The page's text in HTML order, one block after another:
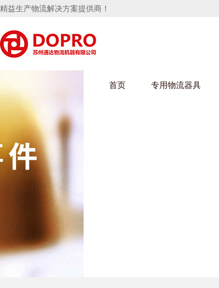
精益生产物流解决方案提供商！
首页 专用物流器具
麻豆天美在线观看架
速箱托盘 保险杠料架
冲压件料架
消声器料架
手推车
气瓶料架
藏式马桶水箱支架
汽车行业